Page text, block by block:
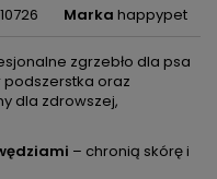
Marka happypet
zgrzebło dla psa
oraz
dla zdrowszej,
– chronią skórę i